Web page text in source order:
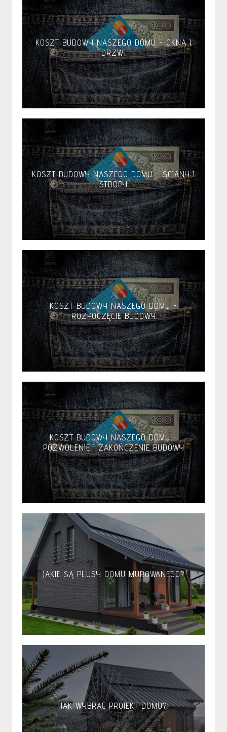
KOSZT BUDOWY NASZEGO DOMU - OKNA I
DRZWI
KOSZT BUDOWY NASZEGO DOMU - ŚCIANY I
STROPY
KOSZT BUDOWY NASZEGO DOMU -
ROZPOCZĘCIE BUDOWY
KOSZT BUDOWY NASZEGO DOMU -
POZWOLENIE I ZAKOŃCZENIE BUDOWY
JAKIE SĄ PLUSY DOMU MUROWANEGO?
JAK WYBRAĆ PROJEKT DOMU?